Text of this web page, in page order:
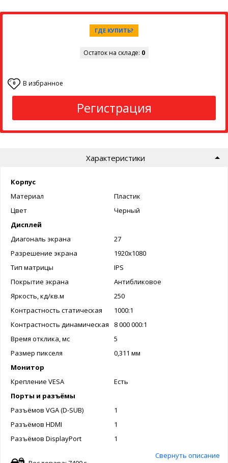
ГДЕ КУПИТЬ?
Остаток на складе: 0
0 В избранное
Регистрация
Характеристики
Корпус
Материал
Пластик
Цвет
Черный
Дисплей
Диагональ экрана
27
Разрешение экрана
1920х1080
Тип матрицы
IPS
Покрытие экрана
Антибликовое
Яркость, кд/кв.м
250
Контрастность статическая
1000:1
Контрастность динамическая
8 000 000:1
Время отклика, мс
5
Размер пикселя
0,311 мм
Монитор
Крепление VESA
Есть
Порты и разъёмы
Разъёмов VGA (D-SUB)
1
Разъёмов HDMI
1
Разъёмов DisplayPort
1
Свернуть описание